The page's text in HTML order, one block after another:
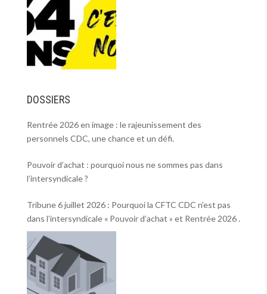
DOSSIERS
Rentrée 2026 en image : le rajeunissement des
personnels CDC, une chance et un défi.
Pouvoir d’achat : pourquoi nous ne sommes pas dans
l’intersyndicale ?
Tribune 6 juillet 2026 : Pourquoi la CFTC CDC n’est pas
dans l’intersyndicale « Pouvoir d’achat » et Rentrée 2026 .